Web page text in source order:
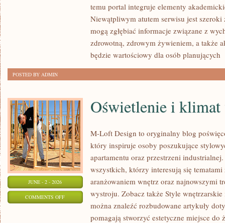
temu portal integruje elementy
Niewątpliwym atutem serwisu jest
mogą zgłębiać informacje związane z
zdrowotną, zdrowym żywieniem, a także
będzie wartościowy dla osób planujących
POSTED BY ADMIN
JUNE - 2 - 2026
COMMENTS OFFON
OŚWIETLENIE
Oświetlenie i klimat
M-Loft Design to oryginalny blog
który inspiruje osoby poszukujące
apartamentu oraz przestrzeni
wszystkich, którzy interesują się
aranżowaniem wnętrz oraz najnowszymi
wystroju. Zobacz także Style
można znaleźć rozbudowane artykuły
pomagają stworzyć estetyczne miejsce